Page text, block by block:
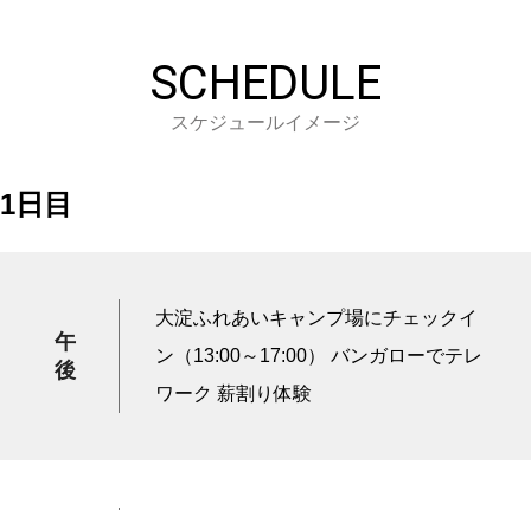
SCHEDULE
スケジュールイメージ
1日目
午
後
大淀ふれあいキャンプ場にチェックイ
ン（13:00～17:00） バンガローでテレ
ワーク 薪割り体験